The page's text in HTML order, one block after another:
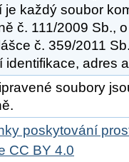
je každý soubor
č. 111/2009 Sb.,
č. 359/2011
identifikace, adres
soubory
poskytování
CC BY 4.0